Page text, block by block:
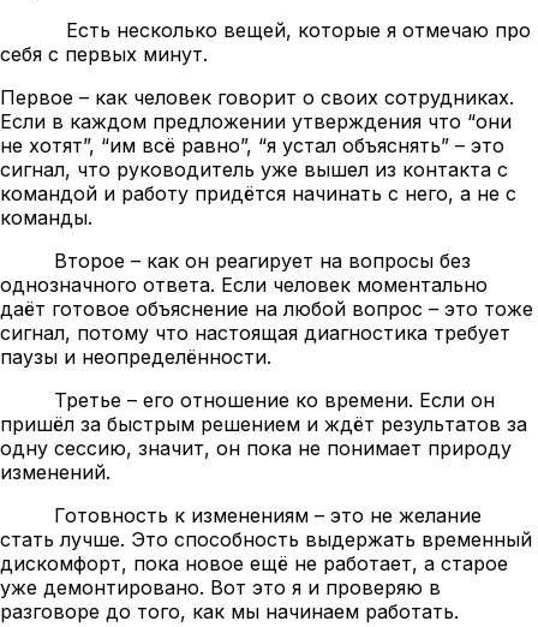
Есть несколько вещей, которые я отмечаю про
себя с первых минут.
Первое – как человек говорит о своих сотрудниках.
Если в каждом предложении утверждения что “они
не хотят”, “им всё равно”, “я устал объяснять” – это
сигнал, что руководитель уже вышел из контакта с
командой и работу придётся начинать с него, а не с
команды.
Второе – как он реагирует на вопросы без
однозначного ответа. Если человек моментально
даёт готовое объяснение на любой вопрос – это тоже
сигнал, потому что настоящая диагностика требует
паузы и неопределённости.
Третье – его отношение ко времени. Если он
пришёл за быстрым решением и ждёт результатов за
одну сессию, значит, он пока не понимает природу
изменений.
Готовность к изменениям – это не желание
стать лучше. Это способность выдержать временный
дискомфорт, пока новое ещё не работает, а старое
уже демонтировано. Вот это я и проверяю в
разговоре до того, как мы начинаем работать.